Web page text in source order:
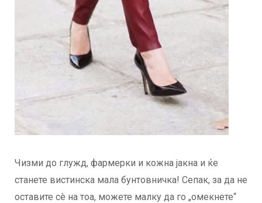
Чизми до глужд, фармерки и кожна јакна и ќе
станете вистинска мала бунтовничка! Сепак, за да не
оставите сè на тоа, можете малку да го „омекнете“